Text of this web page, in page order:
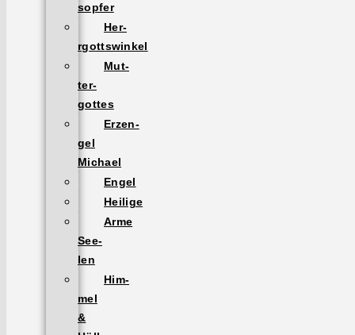
sopfer
Her­
rgottswinkel
Mut­
ter­
gottes
Erzen­
gel
Michael
Engel
Heilige
Arme
See­
len
Him­
mel
&